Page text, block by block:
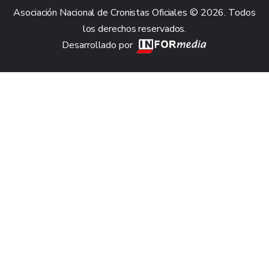
Asociación Nacional de Cronistas Oficiales © 2026. Todos
los derechos reservados.
Desarrollado por